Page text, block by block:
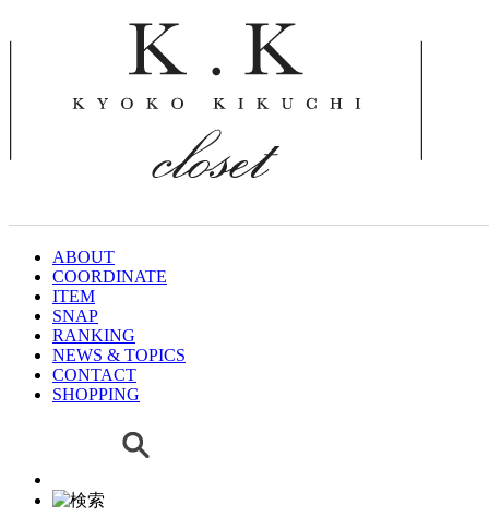
ABOUT
COORDINATE
ITEM
SNAP
RANKING
NEWS & TOPICS
CONTACT
SHOPPING